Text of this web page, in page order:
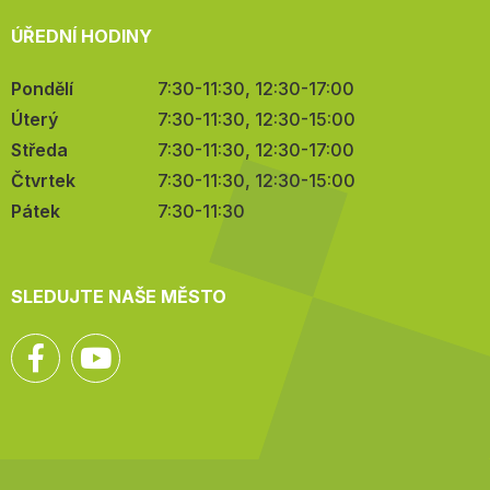
ÚŘEDNÍ HODINY
Pondělí
7:30-11:30, 12:30-17:00
Úterý
7:30-11:30, 12:30-15:00
Středa
7:30-11:30, 12:30-17:00
Čtvrtek
7:30-11:30, 12:30-15:00
Pátek
7:30-11:30
SLEDUJTE NAŠE MĚSTO
Facebook